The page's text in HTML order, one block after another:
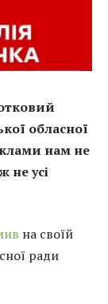
обласної
нам не
не усі
на своїй
ради